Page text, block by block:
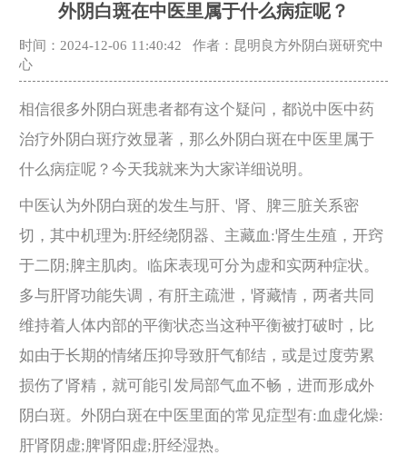
外阴白斑在中医里属于什么病症呢？
时间：2024-12-06 11:40:42
作者：昆明良方外阴白斑研究中
心
相信很多外阴白斑患者都有这个疑问，都说中医中药
治疗外阴白斑疗效显著，那么外阴白斑在中医里属于
什么病症呢？今天我就来为大家详细说明。
中医认为外阴白斑的发生与肝、肾、脾三脏关系密
切，其中机理为:肝经绕阴器、主藏血:肾生生殖，开窍
于二阴;脾主肌肉。临床表现可分为虚和实两种症状。
多与肝肾功能失调，有肝主疏泄，肾藏情，两者共同
维持着人体内部的平衡状态当这种平衡被打破时，比
如由于长期的情绪压抑导致肝气郁结，或是过度劳累
损伤了肾精，就可能引发局部气血不畅，进而形成外
阴白斑。外阴白斑在中医里面的常见症型有:血虚化燥:
肝肾阴虚;脾肾阳虚;肝经湿热。